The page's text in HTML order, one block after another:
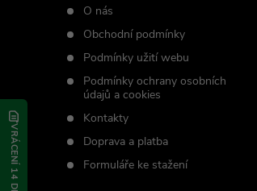
O nás
Obchodní podmínky
Podmínky užití webu
Podmínky ochrany osobních
údajů a cookies
Kontakty
Doprava a platba
Formuláře ke stažení
VRÁCENÍ 14 DNÍ